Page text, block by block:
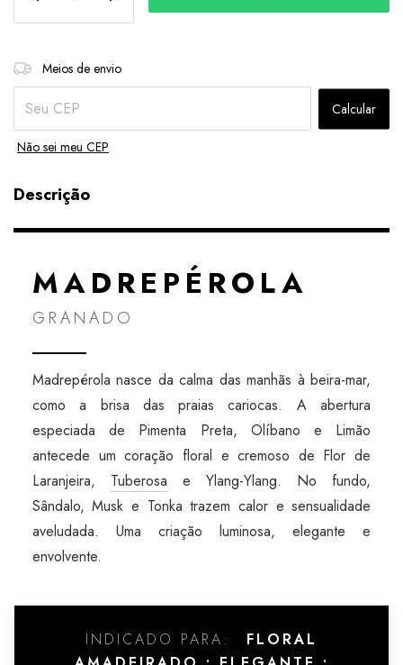
Entregas para o CEP:
Meios de envio
Calcular
Não sei meu CEP
Descrição
MADREPÉROLA
GRANADO
Madrepérola nasce da calma das manhãs à beira-mar,
como a brisa das praias cariocas. A abertura
especiada de Pimenta Preta, Olíbano e Limão
antecede um coração floral e cremoso de Flor de
Laranjeira, Tuberosa e Ylang-Ylang. No fundo,
Sândalo, Musk e Tonka trazem calor e sensualidade
aveludada. Uma criação luminosa, elegante e
envolvente.
INDICADO PARA:
FLORAL